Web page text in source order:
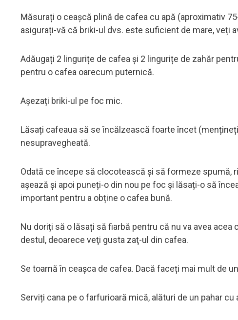
Măsurați o ceașcă plină de cafea cu apă (aproximativ
asigurați-vă că briki-ul dvs. este suficient de mare, veți
Adăugați 2 lingurițe de cafea și 2 lingurițe de zahăr
pentru o cafea oarecum puternică.
Așezați briki-ul pe foc mic.
Lăsați cafeaua să se încălzească foarte încet
nesupravegheată.
Odată ce începe să clocotească şi să formeze spumă,
așează și apoi puneți-o din nou pe foc și lăsați-o să
important pentru a obține o cafea bună.
Nu doriți să o lăsați să fiarbă pentru că nu va avea
destul, deoarece veţi gusta zaţ-ul din cafea.
Se toarnă în ceașca de cafea. Dacă faceți mai mult de
Serviți cana pe o farfurioară mică, alături de un pahar cu